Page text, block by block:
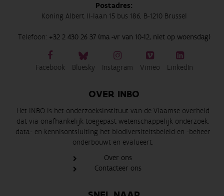
Postadres:
Koning Albert II-laan 15 bus 186, B-1210 Brussel
Telefoon: +32 2 430 26 37 (ma -vr van 10-12, niet op woensdag)
Facebook Bluesky Instagram Vimeo LinkedIn
OVER INBO
Het INBO is het onderzoeksinstituut van de Vlaamse overheid
dat via onafhankelijk toegepast wetenschappelijk onderzoek,
data- en kennisontsluiting het biodiversiteitsbeleid en -beheer
onderbouwt en evalueert.
Over ons
Contacteer ons